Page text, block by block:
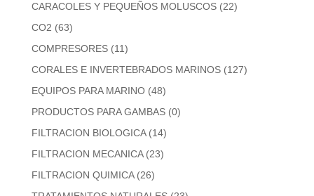
CARACOLES Y PEQUEÑOS MOLUSCOS (22)
CO2 (63)
COMPRESORES (11)
CORALES E INVERTEBRADOS MARINOS (127)
EQUIPOS PARA MARINO (48)
PRODUCTOS PARA GAMBAS (0)
FILTRACION BIOLOGICA (14)
FILTRACION MECANICA (23)
FILTRACION QUIMICA (26)